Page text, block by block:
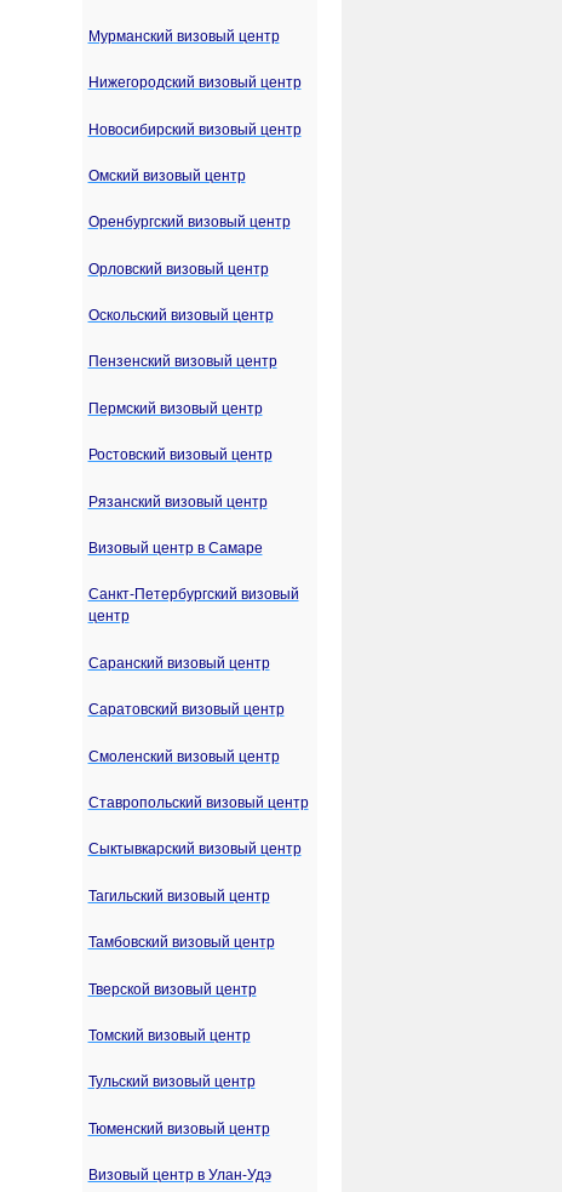
Мурманский визовый центр
Нижегородский визовый центр
Новосибирский визовый центр
Омский визовый центр
Оренбургский визовый центр
Орловский визовый центр
Оскольский визовый центр
Пензенский визовый центр
Пермский визовый центр
Ростовский визовый центр
Рязанский визовый центр
Визовый центр в Самаре
Санкт-Петербургский визовый
центр
Саранский визовый центр
Саратовский визовый центр
Смоленский визовый центр
Ставропольский визовый центр
Сыктывкарский визовый центр
Тагильский визовый центр
Тамбовский визовый центр
Тверской визовый центр
Томский визовый центр
Тульский визовый центр
Тюменский визовый центр
Визовый центр в Улан-Удэ